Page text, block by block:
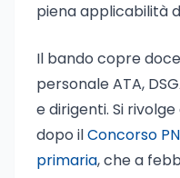
piena applicabilità
Il bando copre
personale ATA,
e dirigenti. Si
dopo ilConcorso
primaria, che a